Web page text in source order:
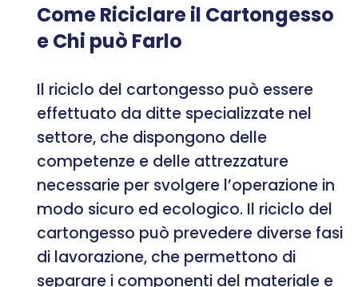
Come Riciclare il Cartongesso
e Chi può Farlo
Il riciclo del cartongesso può essere
effettuato da ditte specializzate nel
settore, che dispongono delle
competenze e delle attrezzature
necessarie per svolgere l’operazione in
modo sicuro ed ecologico. Il riciclo del
cartongesso può prevedere diverse fasi
di lavorazione, che permettono di
separare i componenti del materiale e